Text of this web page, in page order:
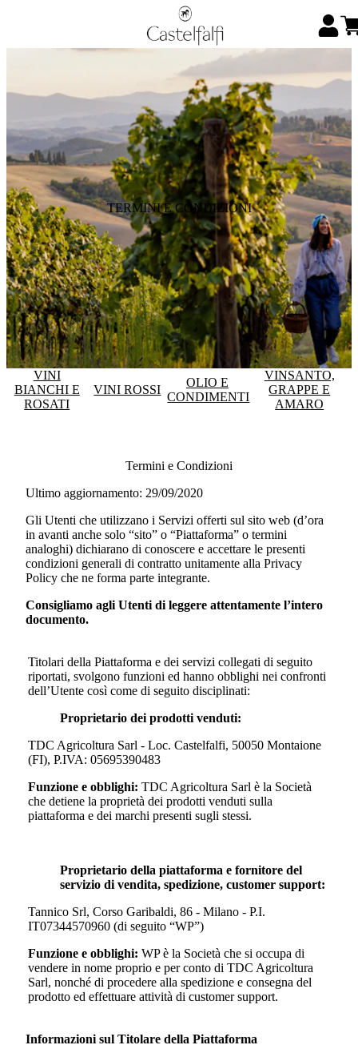
TERMINI E CONDIZIONI
VINI
BIANCHI E
ROSATI
VINI ROSSI
OLIO E
CONDIMENTI
VINSANTO,
GRAPPE E
AMARO
Termini e Condizioni
Ultimo aggiornamento: 29/09/2020
Gli Utenti che utilizzano i Servizi offerti sul sito web (d’ora
in avanti anche solo “sito” o “Piattaforma” o termini
analoghi) dichiarano di conoscere e accettare le presenti
condizioni generali di contratto unitamente alla Privacy
Policy che ne forma parte integrante.
Consigliamo agli Utenti di leggere attentamente l’intero
documento.
Titolari della Piattaforma e dei servizi collegati di seguito
riportati, svolgono funzioni ed hanno obblighi nei confronti
dell’Utente così come di seguito disciplinati:
Proprietario dei prodotti venduti:
TDC Agricoltura Sarl - Loc. Castelfalfi, 50050 Montaione
(FI), P.IVA: 05695390483
Funzione e obblighi: TDC Agricoltura Sarl è la Società
che detiene la proprietà dei prodotti venduti sulla
piattaforma e dei marchi presenti sugli stessi.
Proprietario della piattaforma e fornitore del
servizio di vendita, spedizione, customer support:
Tannico Srl, Corso Garibaldi, 86 - Milano - P.I.
IT07344570960 (di seguito “WP”)
Funzione e obblighi: WP è la Società che si occupa di
vendere in nome proprio e per conto di TDC Agricoltura
Sarl, nonché di procedere alla spedizione e consegna del
prodotto ed effettuare attività di customer support.
Informazioni sul Titolare della Piattaforma